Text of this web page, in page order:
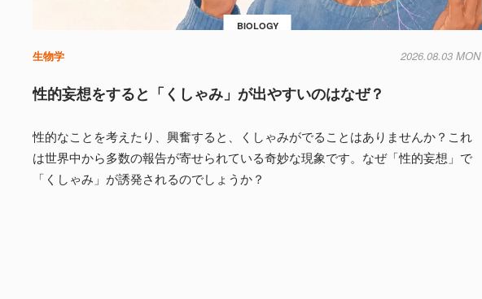
BIOLOGY
生物学 2026.08.03 MON
性的妄想をすると「くしゃみ」が出やすいのはなぜ？
性的なことを考えたり、興奮すると、くしゃみがでることはありませんか？これ
は世界中から多数の報告が寄せられている奇妙な現象です。なぜ「性的妄想」で
「くしゃみ」が誘発されるのでしょうか？